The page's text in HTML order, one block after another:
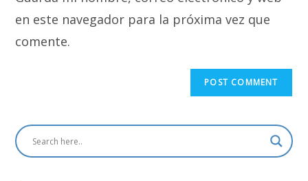
en este navegador para la próxima vez que
comente.